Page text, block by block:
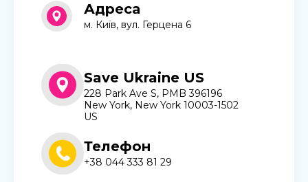
Адреса
м. Київ, вул. Герцена 6
Save Ukraine US
228 Park Ave S, PMB 396196
New York, New York 10003-1502
US
Телефон
+38 044 333 81 29